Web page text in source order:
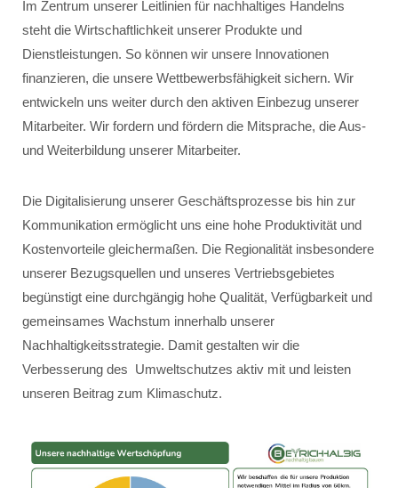
Im Zentrum unserer Leitlinien für nachhaltiges Handelns
steht die Wirtschaftlichkeit unserer Produkte und
Dienstleistungen. So können wir unsere Innovationen
finanzieren, die unsere Wettbewerbsfähigkeit sichern. Wir
entwickeln uns weiter durch den aktiven Einbezug unserer
Mitarbeiter. Wir fordern und fördern die Mitsprache, die Aus-
und Weiterbildung unserer Mitarbeiter.
Die Digitalisierung unserer Geschäftsprozesse bis hin zur
Kommunikation ermöglicht uns eine hohe Produktivität und
Kostenvorteile gleichermaßen. Die Regionalität insbesondere
unserer Bezugsquellen und unseres Vertriebsgebietes
begünstigt eine durchgängig hohe Qualität, Verfügbarkeit und
gemeinsames Wachstum innerhalb unserer
Nachhaltigkeitsstrategie. Damit gestalten wir die
Verbesserung des Umweltschutzes aktiv mit und leisten
unseren Beitrag zum Klimaschutz.